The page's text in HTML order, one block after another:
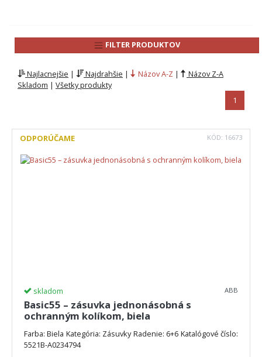
FILTER PRODUKTOV
Najlacnejšie | Najdrahšie | Názov A-Z |
Názov Z-A
Skladom | Všetky produkty
1
ODPORÚČAME KÓD: 16673
skladom ABB
Basic55 – zásuvka jednonásobná s
ochranným kolíkom, biela
Farba: Biela Kategória: Zásuvky Radenie: 6+6 Katalógové číslo:
5521B-A0234794